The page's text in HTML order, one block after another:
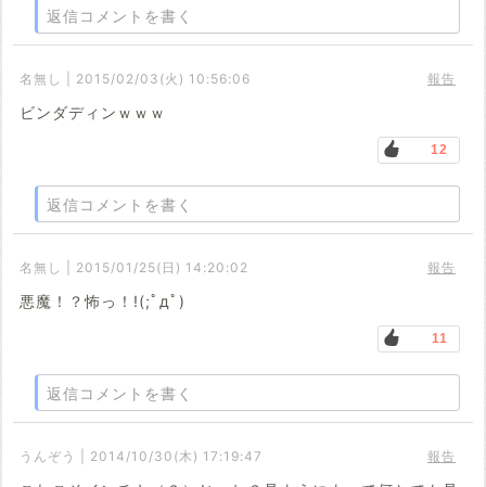
返信コメントを書く
名無し | 2015/02/03(火) 10:56:06 報告
ビンダディンｗｗｗ
12
返信コメントを書く
名無し | 2015/01/25(日) 14:20:02 報告
悪魔！？怖っ！!(;ﾟдﾟ)
11
返信コメントを書く
うんぞう | 2014/10/30(木) 17:19:47 報告